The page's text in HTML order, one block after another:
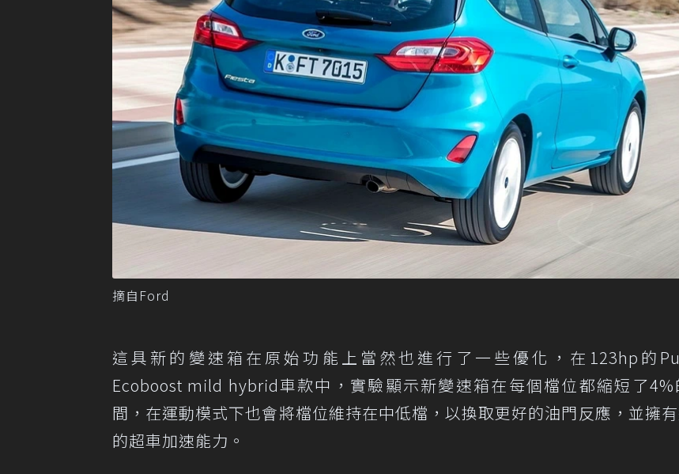
摘自Ford
這具新的變速箱在原始功能上當然也進行了一些優化，在123hp的
Ecoboost mild hybrid車款中，實驗顯示新變速箱在每個檔位都縮短了4%
間，在運動模式下也會將檔位維持在中低檔，以換取更好的油門反應，並擁
的超車加速能力。